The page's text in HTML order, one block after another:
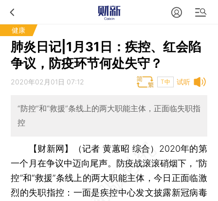
健康
肺炎日记|1月31日：疾控、红会陷
争议，防疫环节何处失守？
试听
2020年02月01日 07:12 T中
“防控”和“救援”条线上的两大职能主体，正面临失职指
控
【财新网】（记者 黄蕙昭 综合） 2020年的第
一个月在争议中迈向尾声。防疫战滚滚硝烟下，“防
控”和“救援”条线上的两大职能主体，今日正面临激
烈的失职指控：一面是疾控中心发文披露新冠病毒